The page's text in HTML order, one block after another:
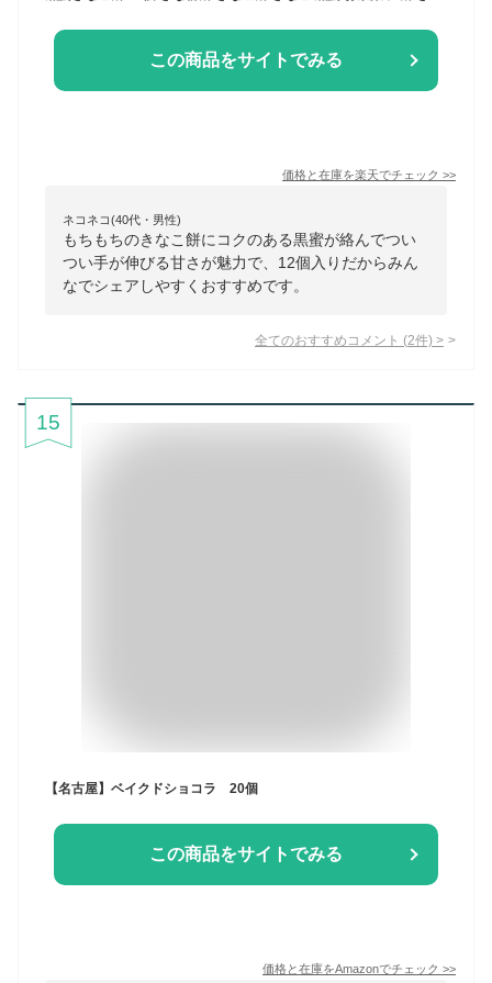
この商品をサイトでみる
価格と在庫を楽天でチェック >>
ネコネコ(40代・男性)
もちもちのきなこ餅にコクのある黒蜜が絡んでつい
つい手が伸びる甘さが魅力で、12個入りだからみん
なでシェアしやすくおすすめです。
全てのおすすめコメント (2件) >
15
【名古屋】ベイクドショコラ 20個
この商品をサイトでみる
価格と在庫をAmazonでチェック >>